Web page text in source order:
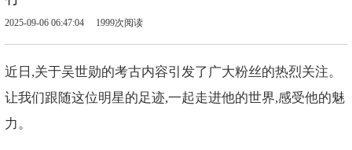
2025-09-06 06:47:04 1999次阅读
近日,关于吴世勋的考古内容引发了广大粉丝的热烈关注。
让我们跟随这位明星的足迹,一起走进他的世界,感受他的魅
力。